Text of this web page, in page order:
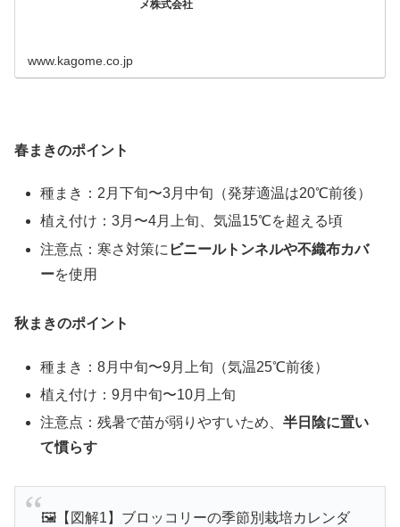
メ株式会社
www.kagome.co.jp
春まきのポイント
種まき：2月下旬〜3月中旬（発芽適温は20℃前後）
植え付け：3月〜4月上旬、気温15℃を超える頃
注意点：寒さ対策に ビニールトンネルや不織布カバ
ーを使用
秋まきのポイント
種まき：8月中旬〜9月上旬（気温25℃前後）
植え付け：9月中旬〜10月上旬
注意点：残暑で苗が弱りやすいため、半日陰に置い
て慣らす
🖼【図解1】ブロッコリーの季節別栽培カレンダ